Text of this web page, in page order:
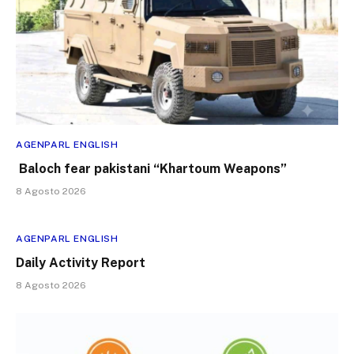
AGENPARL ENGLISH
Baloch fear pakistani “Khartoum Weapons”
8 Agosto 2026
AGENPARL ENGLISH
Daily Activity Report
8 Agosto 2026